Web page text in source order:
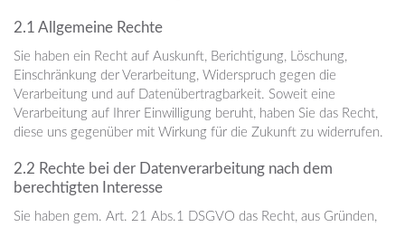
2.1 Allgemeine Rechte
Sie haben ein Recht auf Auskunft, Berichtigung, Löschung,
Einschränkung der Verarbeitung, Widerspruch gegen die
Verarbeitung und auf Datenübertragbarkeit. Soweit eine
Verarbeitung auf Ihrer Einwilligung beruht, haben Sie das Recht,
diese uns gegenüber mit Wirkung für die Zukunft zu widerrufen.
2.2 Rechte bei der Datenverarbeitung nach dem
berechtigten Interesse
Sie haben gem. Art. 21 Abs.1 DSGVO das Recht, aus Gründen,